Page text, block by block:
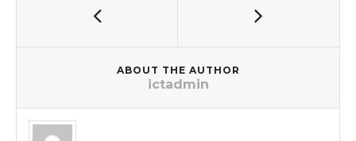
ABOUT THE AUTHOR
ictadmin